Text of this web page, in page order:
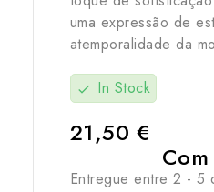
uma expressão de
atemporalidade da
check In Stock
21,50 €
Entregue entre 2 - 5